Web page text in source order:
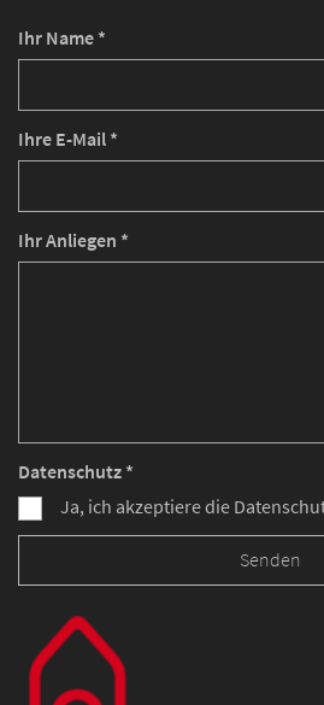
Ihr Name *
Ihre E-Mail *
Ihr Anliegen *
Datenschutz *
Ja, ich akzeptiere die